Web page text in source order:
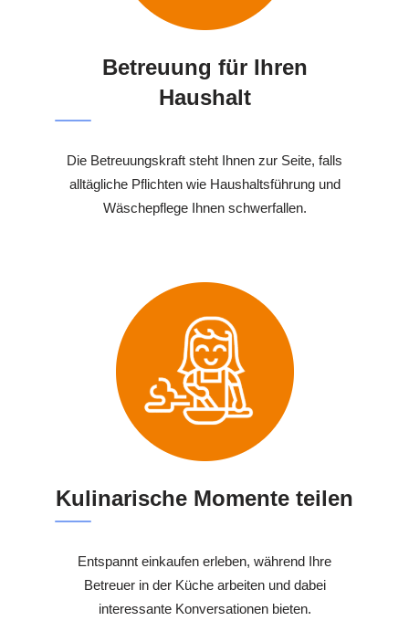
Betreuung für Ihren
Haushalt
Die Betreuungskraft steht Ihnen zur Seite, falls
alltägliche Pflichten wie Haushaltsführung und
Wäschepflege Ihnen schwerfallen.
Kulinarische Momente teilen
Entspannt einkaufen erleben, während Ihre
Betreuer in der Küche arbeiten und dabei
interessante Konversationen bieten.